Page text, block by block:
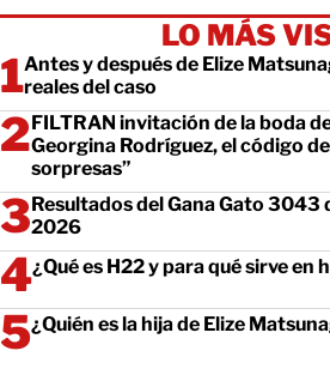
LO MÁS
Antes y después de Elize
reales del caso
FILTRAN invitación de la boda
Georgina Rodríguez, el código
sorpresas”
Resultados del Gana Gato 3043
2026
¿Qué es H22 y para qué sirve en
¿Quién es la hija de Elize